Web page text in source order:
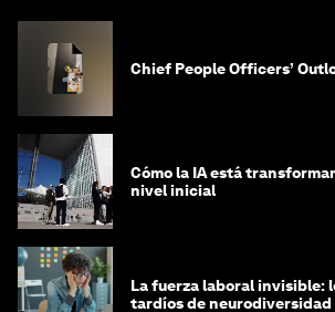
Chief People Officers’
Cómo la IA está
nivel inicial
La fuerza laboral invisible:
tardíos de neurodiversidad